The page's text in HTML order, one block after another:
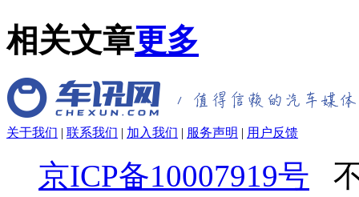
相关文章更多
关于我们 | 联系我们 | 加入我们 | 服务声明 | 用户反馈
京ICP备10007919号